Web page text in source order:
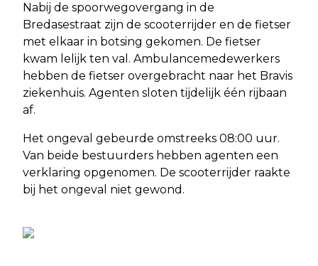
Nabij de spoorwegovergang in de
Bredasestraat zijn de scooterrijder en de fietser
met elkaar in botsing gekomen. De fietser
kwam lelijk ten val. Ambulancemedewerkers
hebben de fietser overgebracht naar het Bravis
ziekenhuis. Agenten sloten tijdelijk één rijbaan
af.
Het ongeval gebeurde omstreeks 08:00 uur.
Van beide bestuurders hebben agenten een
verklaring opgenomen. De scooterrijder raakte
bij het ongeval niet gewond.